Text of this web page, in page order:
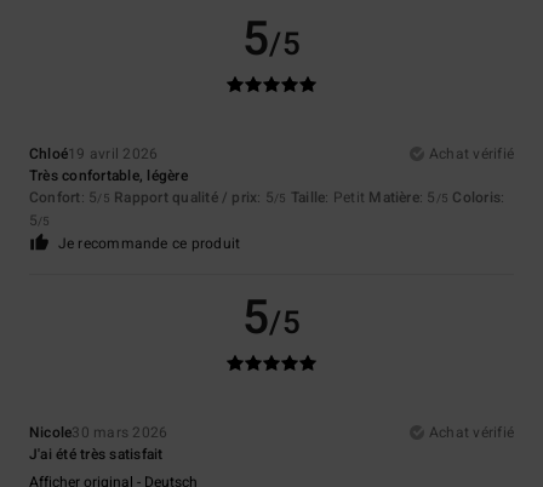
5/5
Chloé19 avril 2026
Achat vérifié
Très confortable, légère
Confort: 5/5 Rapport qualité / prix: 5/5 Taille: Petit Matière: 5 /5 Coloris:
5/5
Je recommande ce produit
5/5
Nicole30 mars 2026
Achat vérifié
J'ai été très satisfait
Afficher original - Deutsch